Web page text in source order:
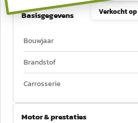
Verkocht op
Basisgegevens
Bouwjaar
Brandstof
Carrosserie
Motor & prestaties